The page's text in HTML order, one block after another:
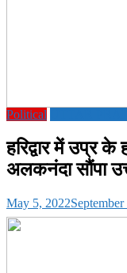
Political
हरिद्वार में उप्र
अलकनंदा सौंपा
May 5, 2022